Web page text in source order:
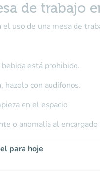
de trabajo
uso de una mesa de
está prohibido.
hazolo con audífonos.
en el espacio
o anomalía al encargado
para hoje